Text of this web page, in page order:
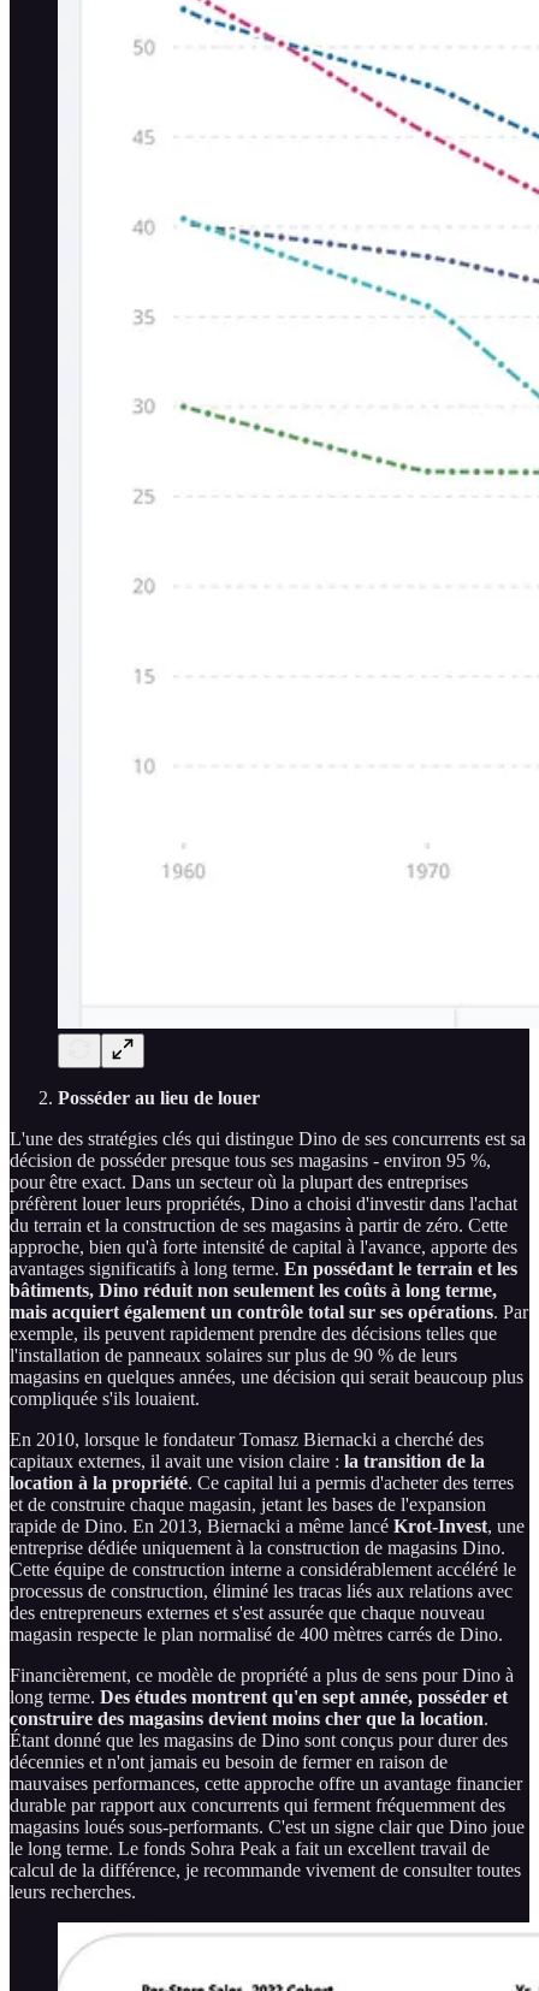
Posséder au lieu de louer
L'une des stratégies clés qui distingue Dino de ses concurrents est sa
décision de posséder presque tous ses magasins - environ 95 %,
pour être exact. Dans un secteur où la plupart des entreprises
préfèrent louer leurs propriétés, Dino a choisi d'investir dans l'achat
du terrain et la construction de ses magasins à partir de zéro. Cette
approche, bien qu'à forte intensité de capital à l'avance, apporte des
avantages significatifs à long terme. En possédant le terrain et les
bâtiments, Dino réduit non seulement les coûts à long terme,
mais acquiert également un contrôle total sur ses opérations. Par
exemple, ils peuvent rapidement prendre des décisions telles que
l'installation de panneaux solaires sur plus de 90 % de leurs
magasins en quelques années, une décision qui serait beaucoup plus
compliquée s'ils louaient.
En 2010, lorsque le fondateur Tomasz Biernacki a cherché des
capitaux externes, il avait une vision claire : la transition de la
location à la propriété. Ce capital lui a permis d'acheter des terres
et de construire chaque magasin, jetant les bases de l'expansion
rapide de Dino. En 2013, Biernacki a même lancé Krot-Invest, une
entreprise dédiée uniquement à la construction de magasins Dino.
Cette équipe de construction interne a considérablement accéléré le
processus de construction, éliminé les tracas liés aux relations avec
des entrepreneurs externes et s'est assurée que chaque nouveau
magasin respecte le plan normalisé de 400 mètres carrés de Dino.
Financièrement, ce modèle de propriété a plus de sens pour Dino à
long terme. Des études montrent qu'en sept année, posséder et
construire des magasins devient moins cher que la location.
Étant donné que les magasins de Dino sont conçus pour durer des
décennies et n'ont jamais eu besoin de fermer en raison de
mauvaises performances, cette approche offre un avantage financier
durable par rapport aux concurrents qui ferment fréquemment des
magasins loués sous-performants. C'est un signe clair que Dino joue
le long terme. Le fonds Sohra Peak a fait un excellent travail de
calcul de la différence, je recommande vivement de consulter toutes
leurs recherches.